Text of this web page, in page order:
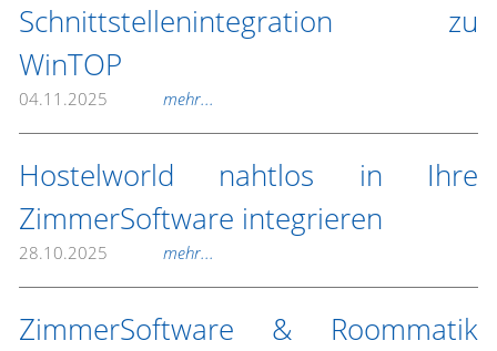
Schnittstellenintegration zu
WinTOP
04.11.2025 mehr...
Hostelworld nahtlos in Ihre
ZimmerSoftware integrieren
28.10.2025 mehr...
ZimmerSoftware & Roommatik